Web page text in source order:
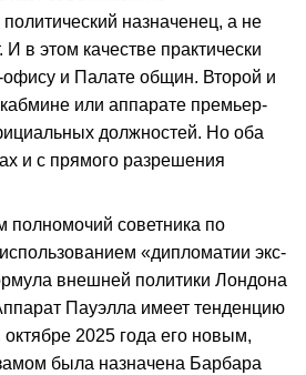
политический назначенец, а не
в этом качестве практически
офису и Палате общин. Второй и
или аппарате премьер-
должностей. Но оба
и с прямого разрешения
советника по
«дипломатии экс-
внешней политики Лондона
Пауэлла имеет тенденцию
2025 года его новым,
была назначена Барбара